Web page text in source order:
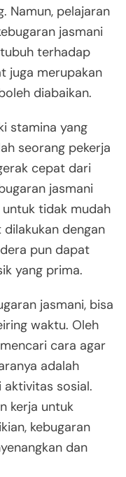
Namun, pelajaran
jasmani
terhadap
juga merupakan
diabaikan.
stamina yang
seorang pekerja
cepat dari
jasmani
tidak mudah
dilakukan dengan
pun dapat
yang prima.
jasmani, bisa
waktu. Oleh
cara agar
adalah
aktivitas sosial.
kerja untuk
kebugaran
dan